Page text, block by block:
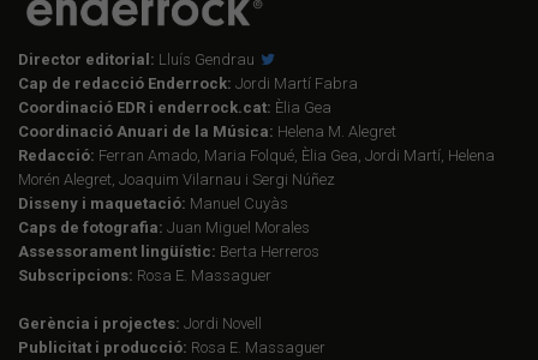
Director editorial: Lluís Gendrau
Cap de redacció Enderrock: Jordi Martí Fabra
Coordinació EDR i enderrock.cat: Èlia Gea
Coordinació Anuari de la Música: Helena M. Alegret
Redacció: Ferran Amado, Maria Folqué, Èlia Gea, Jordi Martí, Helena
Morén Alegret, Joaquim Vilarnau i Sergi Núñez
Disseny i maquetació: Manuel Cuyàs
Caps de fotografia: Juan Miguel Morales
Assessorament lingüístic: Berta Herreros
Subscripcions: Rosa E. Massaguer
Gerència i projectes: Jordi Novell
Publicitat i producció: Rosa E. Massaguer